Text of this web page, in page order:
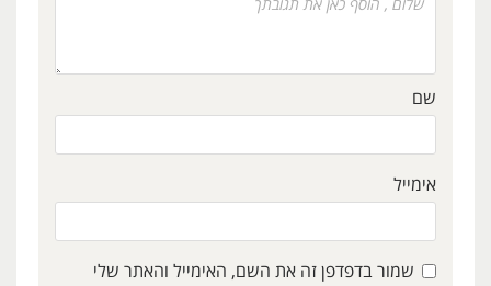
שם
אימייל
שמור בדפדפן זה את השם, האימייל והאתר שלי